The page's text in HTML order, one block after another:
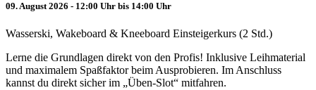
09. August 2026 - 12:00 Uhr bis 14:00 Uhr
Wasserski, Wakeboard & Kneeboard Einsteigerkurs (2 Std.)
Lerne die Grundlagen direkt von den Profis! Inklusive Leihmaterial
und maximalem Spaßfaktor beim Ausprobieren. Im Anschluss
kannst du direkt sicher im „Üben-Slot“ mitfahren.